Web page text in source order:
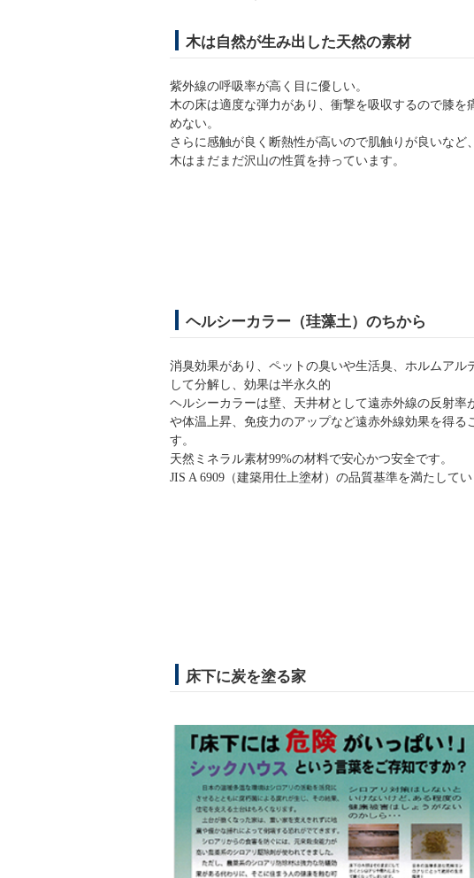
木は自然が生み出した天然の素材
紫外線の呼吸率が高く目に優しい。
木の床は適度な弾力があり、衝撃を吸収するので膝を
めない。
さらに感触が良く断熱性が高いので肌触りが良いなど、
木はまだまだ沢山の性質を持っています。
ヘルシーカラー（珪藻土）のちから
消臭効果があり、ペットの臭いや生活臭、ホルムアル
して分解し、効果は半永久的
ヘルシーカラーは壁、天井材として遠赤外線の反射率
や体温上昇、免疫力のアップなど遠赤外線効果を得る
す。
天然ミネラル素材99%の材料で安心かつ安全です。
JIS A 6909（建築用仕上塗材）の品質基準を満たしてい
床下に炭を塗る家